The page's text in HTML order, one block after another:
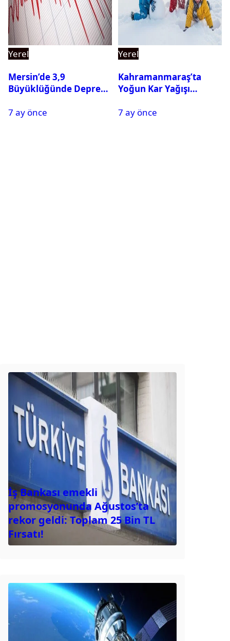
Yerel
Mersin’de 3,9
Büyüklüğünde Deprem
7 ay önce
Yerel
Kahramanmaraş’ta
Yoğun Kar Yağışı
Tatil
7 ay önce
İş Bankası emekli
promosyonunda Ağustos’ta
rekor geldi: Toplam 25 Bin TL
Fırsatı!